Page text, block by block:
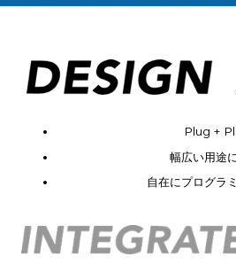
Plug +
幅広い用途
自在にプログラ